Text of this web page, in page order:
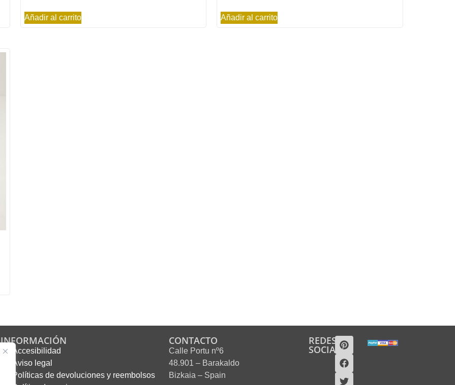
Añadir al carrito Añadir al carrito
INFORMACIÓN
Accesibilidad
Aviso legal
Políticas de devoluciones y reembolsos
CONTACTO
Calle Portu nº6
48.901 – Barakaldo
Bizkaia – Spain
REDES
SOCIALES